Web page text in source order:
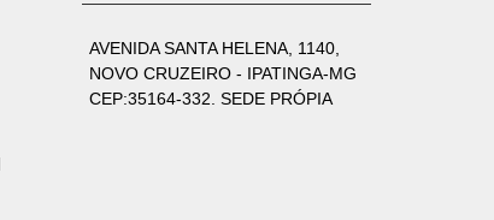
AVENIDA SANTA HELENA, 1140,
NOVO CRUZEIRO - IPATINGA-MG
CEP:35164-332. SEDE PRÓPIA